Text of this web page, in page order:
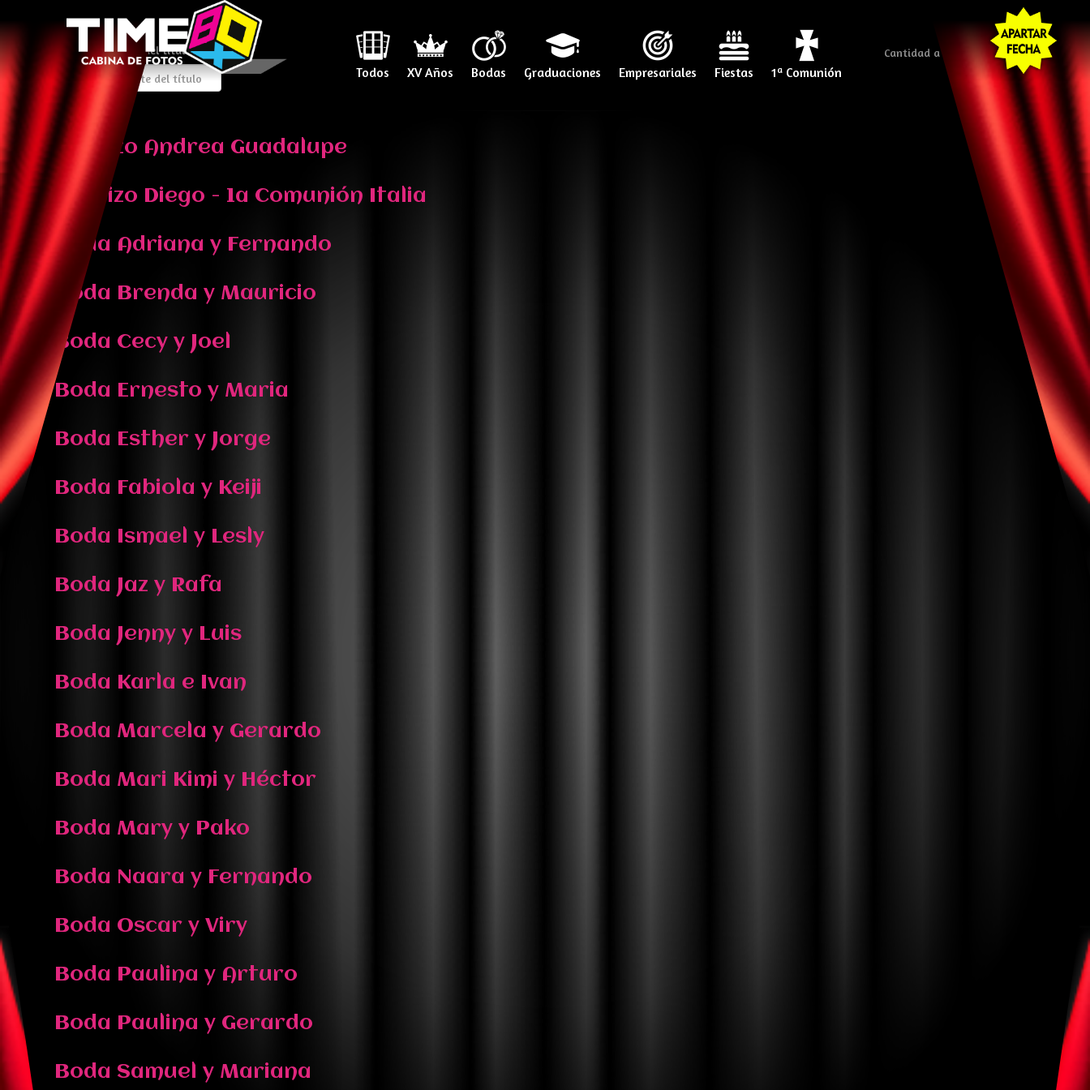
Todos XV Años Bodas Graduaciones Empresariales Fiestas 1ª Comunión
Introduzca parte del título Cantidad a mostrar
Bautizo Andrea Guadalupe
Bautizo Diego - 1a Comunión Italia
Boda Adriana y Fernando
Boda Brenda y Mauricio
Boda Cecy y Joel
Boda Ernesto y Maria
Boda Esther y Jorge
Boda Fabiola y Keiji
Boda Ismael y Lesly
Boda Jaz y Rafa
Boda Jenny y Luis
Boda Karla e Ivan
Boda Marcela y Gerardo
Boda Mari Kimi y Héctor
Boda Mary y Pako
Boda Naara y Fernando
Boda Oscar y Viry
Boda Paulina y Arturo
Boda Paulina y Gerardo
Boda Samuel y Mariana